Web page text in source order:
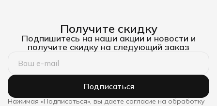
Получите скидку
Подпишитесь на наши акции и новости и
получите скидку на следующий заказ
Подписаться
Нажимая «Подписаться», вы даете согласие на обработку